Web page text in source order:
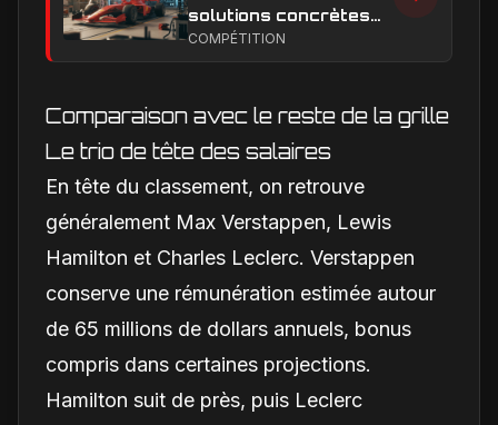
solutions concrètes
pour combler son
COMPÉTITION
Comparaison avec le reste de la grille
Le trio de tête des salaires
En tête du classement, on retrouve
généralement Max Verstappen, Lewis
Hamilton et Charles Leclerc. Verstappen
conserve une rémunération estimée autour
de 65 millions de dollars annuels, bonus
compris dans certaines projections.
Hamilton suit de près, puis Leclerc